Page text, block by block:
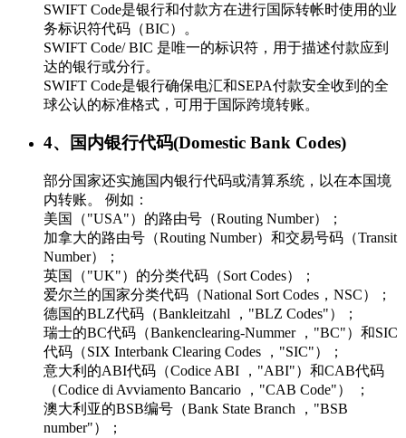
SWIFT Code是银行和付款方在进行国际转帐时使用的业
务标识符代码（BIC）。
SWIFT Code/ BIC 是唯一的标识符，用于描述付款应到
达的银行或分行。
SWIFT Code是银行确保电汇和SEPA付款安全收到的全
球公认的标准格式，可用于国际跨境转账。
4、国内银行代码(Domestic Bank Codes)
部分国家还实施国内银行代码或清算系统，以在本国境
内转账。 例如：
美国（"USA"）的路由号（Routing Number）；
加拿大的路由号（Routing Number）和交易号码（Transit
Number）；
英国（"UK"）的分类代码（Sort Codes）；
爱尔兰的国家分类代码（National Sort Codes，NSC）；
德国的BLZ代码（Bankleitzahl ，"BLZ Codes"）；
瑞士的BC代码（Bankenclearing-Nummer ，"BC"）和SIC
代码（SIX Interbank Clearing Codes ，"SIC"）；
意大利的ABI代码（Codice ABI ，"ABI"）和CAB代码
（Codice di Avviamento Bancario ，"CAB Code"） ；
澳大利亚的BSB编号（Bank State Branch ，"BSB
number"）；